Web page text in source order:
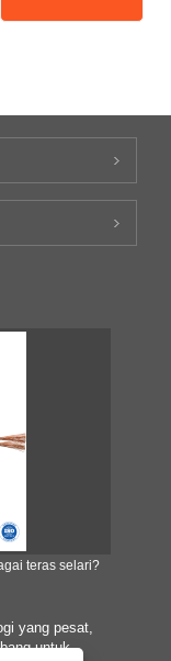
teras selari?
yang pesat,
untuk